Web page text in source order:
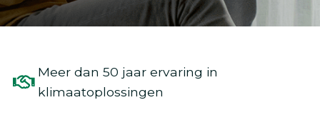
Meer dan 50 jaar ervaring in
klimaatoplossingen